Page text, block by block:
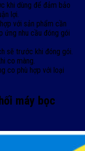
khi dùng để đảm bảo
lợi.
với sản phẩm cần
ứng nhu cầu đóng gói
sẽ trước khi đóng gói.
co màng.
co phù hợp với loại
máy bọc